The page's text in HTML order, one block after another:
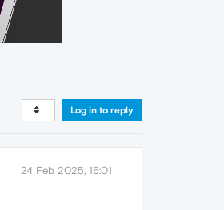
Log in to reply
24 Feb 2025, 16:01